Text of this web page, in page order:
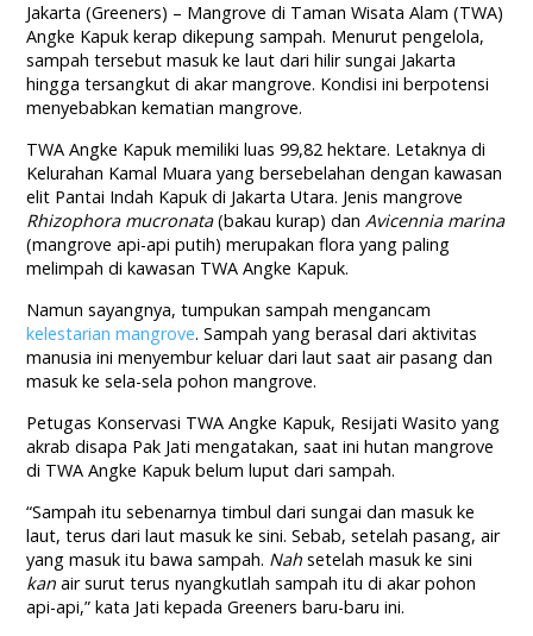
Jakarta (Greeners) – Mangrove di Taman Wisata Alam (TWA)
Angke Kapuk kerap dikepung sampah. Menurut pengelola,
sampah tersebut masuk ke laut dari hilir sungai Jakarta
hingga tersangkut di akar mangrove. Kondisi ini berpotensi
menyebabkan kematian mangrove.
TWA Angke Kapuk memiliki luas 99,82 hektare. Letaknya di
Kelurahan Kamal Muara yang bersebelahan dengan kawasan
elit Pantai Indah Kapuk di Jakarta Utara. Jenis mangrove
Rhizophora mucronata(bakau kurap) danAvicennia marina
(mangrove api-api putih) merupakan flora yang paling
melimpah di kawasan TWA Angke Kapuk.
Namun sayangnya, tumpukan sampah mengancam
kelestarian mangrove. Sampah yang berasal dari aktivitas
manusia ini menyembur keluar dari laut saat air pasang dan
masuk ke sela-sela pohon mangrove.
Petugas Konservasi TWA Angke Kapuk, Resijati Wasito yang
akrab disapa Pak Jati mengatakan, saat ini hutan mangrove
di TWA Angke Kapuk belum luput dari sampah.
“Sampah itu sebenarnya timbul dari sungai dan masuk ke
laut, terus dari laut masuk ke sini. Sebab, setelah pasang, air
yang masuk itu bawa sampah. Nah setelah masuk ke sini
kan air surut terus nyangkutlah sampah itu di akar pohon
api-api,” kata Jati kepada Greeners baru-baru ini.